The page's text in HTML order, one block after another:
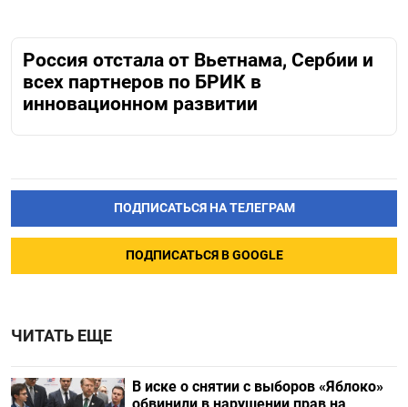
Россия отстала от Вьетнама, Сербии и
всех партнеров по БРИК в
инновационном развитии
ПОДПИСАТЬСЯ НА ТЕЛЕГРАМ
ПОДПИСАТЬСЯ В GOOGLE
ЧИТАТЬ ЕЩЕ
В иске о снятии с выборов «Яблоко»